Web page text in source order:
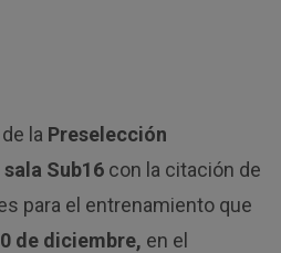
la Preselección
Sub16 con la citación de
para el entrenamiento que
de diciembre, en el